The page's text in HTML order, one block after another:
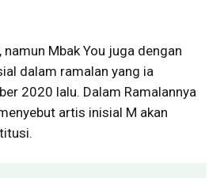
Mbak You juga dengan
dalam ramalan yang ia
2020 lalu. Dalam Ramalannya
artis inisial M akan